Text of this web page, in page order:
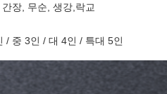
장, 무순, 생강,락교
/ 중 3인 / 대 4인 / 특대 5인